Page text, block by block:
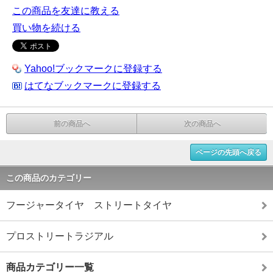
この商品を友達に教える
買い物を続ける
Yahoo!ブックマークに登録する
はてなブックマークに登録する
前の商品へ 次の商品へ
ページの先頭へ戻る
この商品のカテゴリー
フージャータイヤ ストリートタイヤ
プロストリートラジアル
商品カテゴリー一覧